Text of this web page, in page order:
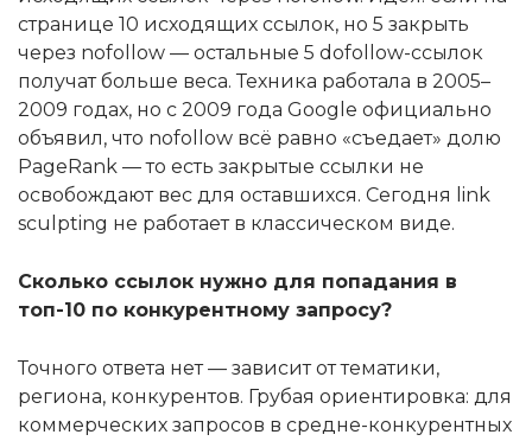
странице 10 исходящих ссылок, но 5 закрыть
через nofollow — остальные 5 dofollow-ссылок
получат больше веса. Техника работала в 2005–
2009 годах, но с 2009 года Google официально
объявил, что nofollow всё равно «съедает» долю
PageRank — то есть закрытые ссылки не
освобождают вес для оставшихся. Сегодня link
sculpting не работает в классическом виде.
Сколько ссылок нужно для попадания в
топ-10 по конкурентному запросу?
Точного ответа нет — зависит от тематики,
региона, конкурентов. Грубая ориентировка: для
коммерческих запросов в средне-конкурентных